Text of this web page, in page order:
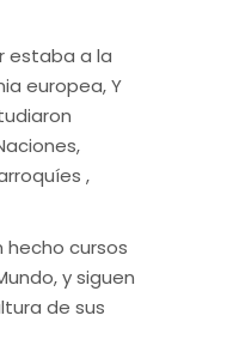
estaba a la
europea, Y
,
hecho cursos
y siguen
de sus